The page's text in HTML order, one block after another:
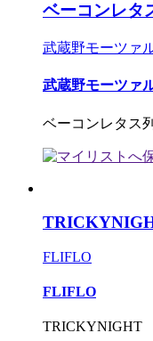
ベーコンレタ
武蔵野モーツァ
武蔵野モーツァ
ベーコンレタス
FLIFLO
FLIFLO
TRICKYNIGHT